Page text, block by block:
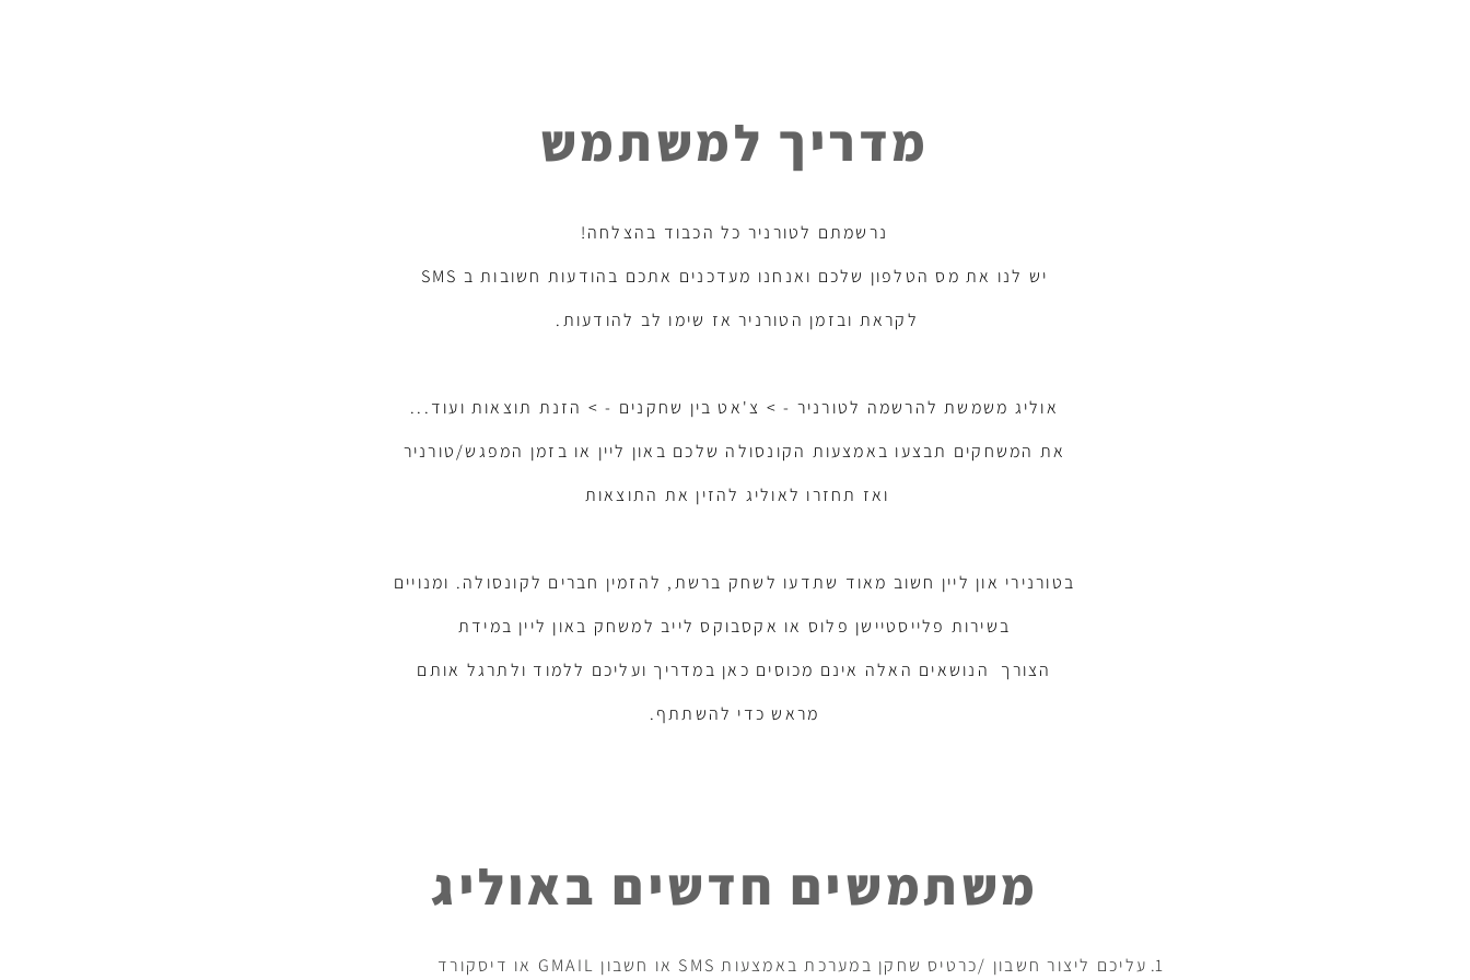
מדריך למשתמש
נרשמתם לטורניר כל הכבוד בהצלחה!
יש לנו את מס הטלפון שלכם ואנחנו מעדכנים אתכם בהודעות חשובות ב SMS
לקראת ובזמן הטורניר אז שימו לב להודעות.
אוליג משמשת להרשמה לטורניר - > צ'אט בין שחקנים - > הזנת תוצאות ועוד...
את המשחקים תבצעו באמצעות הקונסולה שלכם באון ליין או בזמן המפגש/טורניר
ואז תחזרו לאוליג להזין את התוצאות
בטורנירי און ליין חשוב מאוד שתדעו לשחק ברשת, להזמין חברים לקונסולה. ומנויים
בשירות פלייסטיישן פלוס או אקסבוקס לייב למשחק באון ליין במידת
הצורך הנושאים האלה אינם מכוסים כאן במדריך ועליכם ללמוד ולתרגל אותם
מראש כדי להשתתף.
משתמשים חדשים באוליג
עליכם ליצור חשבון /כרטיס שחקן במערכת באמצעות SMS או חשבון GMAIL או דיסקורד